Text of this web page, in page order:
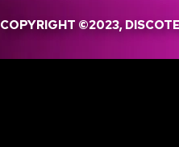
COPYRIGHT ©2023,